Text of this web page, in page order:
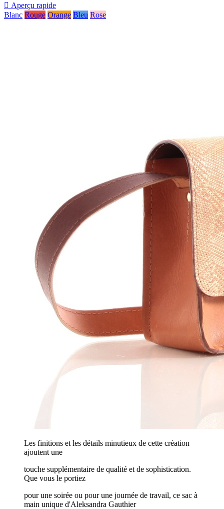
 Aperçu rapide
Blanc Rouge Orange Bleu Rose
Les finitions et les détails minutieux de cette création
ajoutent une
touche supplémentaire de qualité et de sophistication.
Que vous le portiez
pour une soirée ou pour une journée de travail, ce sac à
main unique d'Aleksandra Gauthier